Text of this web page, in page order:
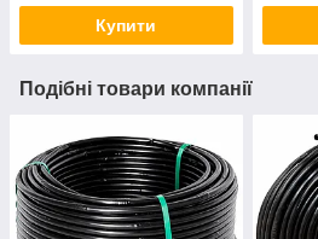
Купити
Подібні товари компанії